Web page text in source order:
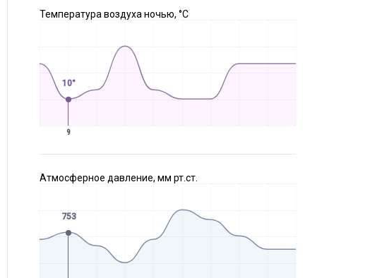
Температура воздуха ночью, °C
10°
9
Атмосферное давление, мм рт.ст.
753